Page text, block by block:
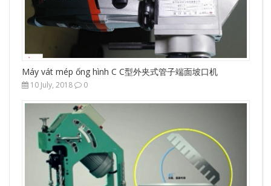
Máy vát mép ống hình C C型外夹式管子端面坡口机
10 July, 2018 0